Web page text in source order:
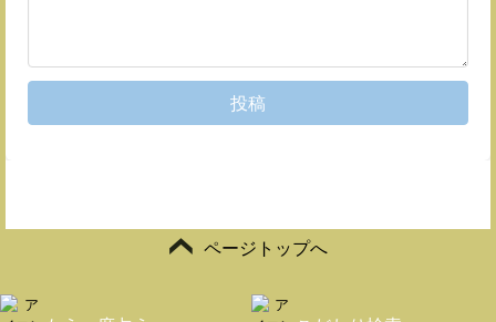
投稿
ページトップへ